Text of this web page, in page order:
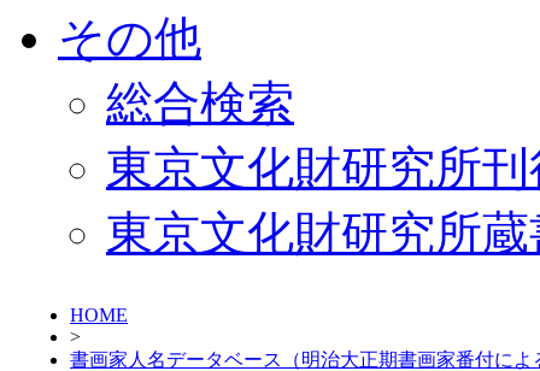
その他
総合検索
東京文化財研究所
東京文化財研究所
HOME
>
書画家人名データベース（明治大正期書画家番付によ